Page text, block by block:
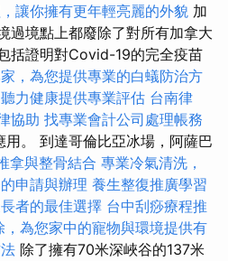
讓你擁有更年輕亮麗的外貌 加
過境點上都廢除了對所有加拿大
括證明對Covid-19的完全疫苗
，為您提供專業的白蟻防治方
力健康提供專業評估 台南律
協助 找專業會計公司處理帳務
。 到達哥倫比亞冰場，阿薩巴
拿與整骨結合 專業冷氣清洗，
申請與辦理 養生整復推廣學習
者的最佳選擇 台中刮痧療程推
，為您家中的寵物與環境提供有
除了擁有70米深峽谷的137米